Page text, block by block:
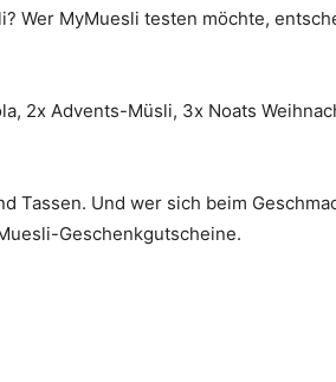
Wer MyMuesli testen möchte,
2x Advents-Müsli, 3x Noats
Tassen. Und wer sich beim
Geschenkgutscheine.